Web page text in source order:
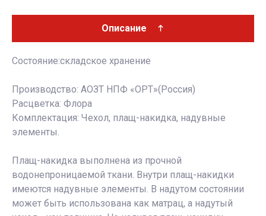
Описание
Состояние:складское хранение
Производство: АОЗТ НПФ «ОРТ»(Россия)
Расцветка: Флора
Комплектация: Чехол, плащ-накидка, надувные
элементы.
Плащ-накидка выполнена из прочной
водонепроницаемой ткани. Внутри плащ-накидки
имеются надувные элементы. В надутом состоянии
может быть использована как матрац, а надутый